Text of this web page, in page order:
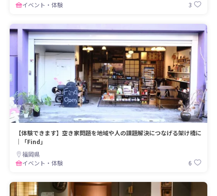
イベント・体験
3
【体験できます】空き家問題を地域や人の課題解決につなげる架け橋に
｜「Find」
福岡県
イベント・体験
6